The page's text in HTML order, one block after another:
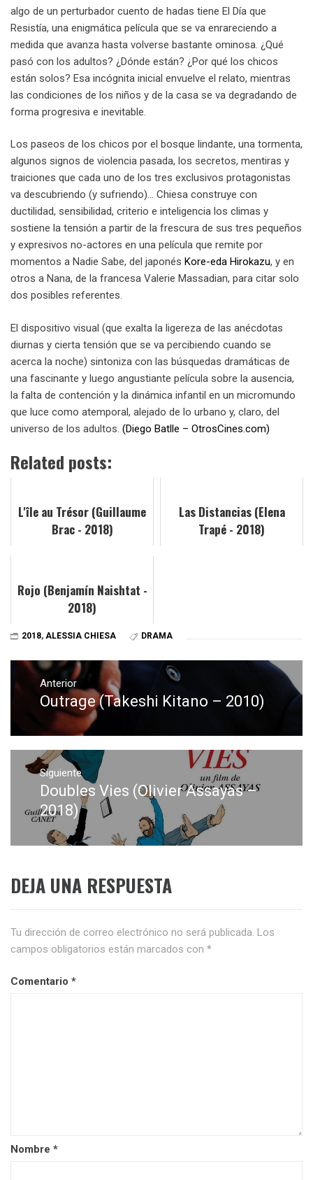
algo de un perturbador cuento de hadas tiene El Día que
Resistía, una enigmática película que se va enrareciendo a
medida que avanza hasta volverse bastante ominosa. ¿Qué
pasó con los adultos? ¿Dónde están? ¿Por qué los chicos
están solos? Esa incógnita inicial envuelve el relato, mientras
las condiciones de los niños y de la casa se va degradando de
forma progresiva e inevitable.
Los paseos de los chicos por el bosque lindante, una tormenta,
algunos signos de violencia pasada, los secretos, mentiras y
traiciones que cada uno de los tres exclusivos protagonistas
va descubriendo (y sufriendo)… Chiesa construye con
ductilidad, sensibilidad, criterio e inteligencia los climas y
sostiene la tensión a partir de la frescura de sus tres pequeños
y expresivos no-actores en una película que remite por
momentos a Nadie Sabe, del japonés Kore-eda Hirokazu, y en
otros a Nana, de la francesa Valerie Massadian, para citar solo
dos posibles referentes.
El dispositivo visual (que exalta la ligereza de las anécdotas
diurnas y cierta tensión que se va percibiendo cuando se
acerca la noche) sintoniza con las búsquedas dramáticas de
una fascinante y luego angustiante película sobre la ausencia,
la falta de contención y la dinámica infantil en un micromundo
que luce como atemporal, alejado de lo urbano y, claro, del
universo de los adultos. (Diego Batlle – OtrosCines.com)
Related posts:
L'île au Trésor (Guillaume
Brac - 2018)
Las Distancias (Elena
Trapé - 2018)
Rojo (Benjamín Naishtat -
2018)
2018, ALESSIA CHIESA DRAMA
Navegación
de
entradas
Anterior
Entrada
anterior:
Outrage (Takeshi Kitano – 2010)
Siguiente
Entrada
siguiente:
Doubles Vies (Olivier Assayas –
2018)
DEJA UNA RESPUESTA
Tu dirección de correo electrónico no será publicada. Los
campos obligatorios están marcados con *
Comentario *
Nombre *